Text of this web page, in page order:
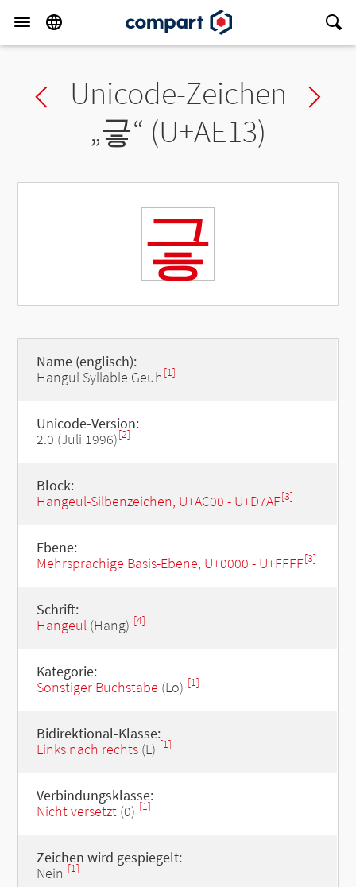
Previous char
Unicode-Zeichen
„긓“ (U+AE13)
긓
Name (englisch):
Hangul Syllable Geuh [1]
Unicode-Version:
2.0 (Juli 1996)[2]
Block:
Hangeul-Silbenzeichen, U+AC00 - U+D7AF[3]
Ebene:
Mehrsprachige Basis-Ebene, U+0000 - U+FFFF[3]
Schrift:
Hangeul(Hang) [4]
Kategorie:
Sonstiger Buchstabe (Lo) [1]
Bidirektional-Klasse:
Links nach rechts(L) [1]
Verbindungsklasse:
Nicht versetzt(0) [1]
Zeichen wird gespiegelt:
Nein [1]